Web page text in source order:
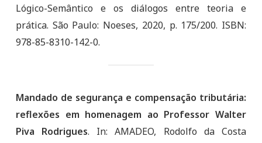
Lógico-Semântico e os diálogos entre teoria e
prática. São Paulo: Noeses, 2020, p. 175/200. ISBN:
978-85-8310-142-0.
Mandado de segurança e compensação tributária:
reflexões em homenagem ao Professor Walter
Piva Rodrigues. In: AMADEO, Rodolfo da Costa